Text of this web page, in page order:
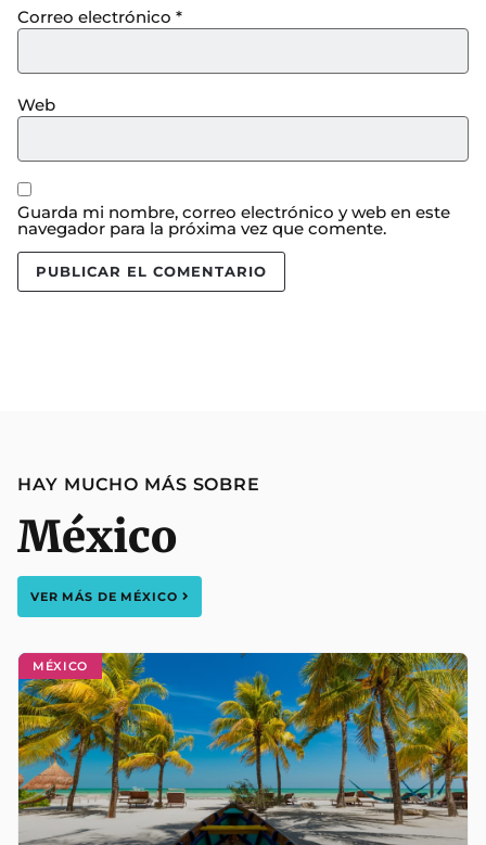
Correo electrónico *
Web
Guarda mi nombre, correo electrónico y web en este
navegador para la próxima vez que comente.
HAY MUCHO MÁS SOBRE
México
VER MÁS DE MÉXICO
MÉXICO